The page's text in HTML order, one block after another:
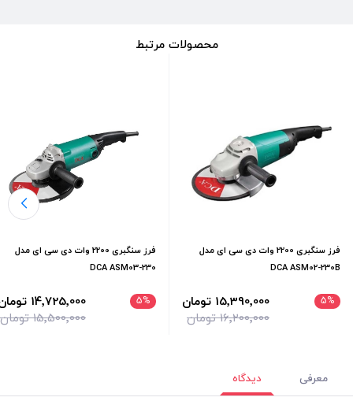
محصولات مرتبط
فرز سنگبری 2200 وات دی سی ای مدل
DCA ASM02-230B
5%
16٬200٬000 تومان
15٬390٬000 تومان
فرز سنگبری 2200 وات دی سی ای مدل
DCA ASM03-230
5%
15٬500٬000 تومان
14٬725٬000 تومان
معرفی دیدگاه